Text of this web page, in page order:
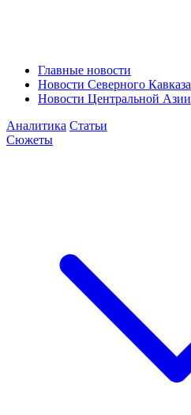
Главные новости
Новости Северного Кавказа
Новости Центральной Азии
Аналитика Статьи
Сюжеты